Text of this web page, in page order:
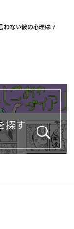
わない彼の心理は？